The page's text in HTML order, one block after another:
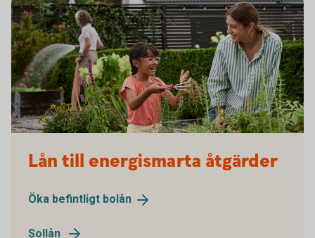
Lån till energismarta åtgärder
Öka befintligt bolån
Sollån